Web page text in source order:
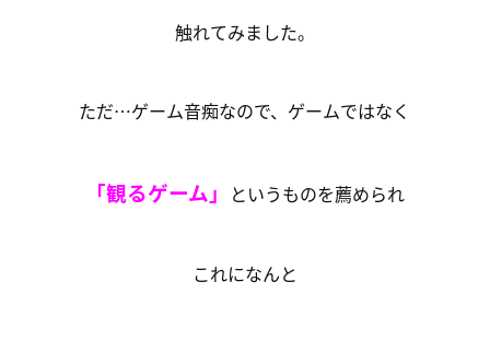
触れてみました。
ただ…ゲーム音痴なので、ゲームではなく
「観るゲーム」 というものを薦められ
これになんと